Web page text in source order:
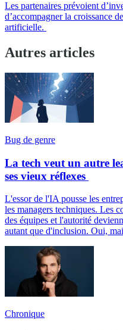
Les partenaires prévoient
d’accompagner la croissance
artificielle.
Autres articles
Bug de genre
La tech veut un autre
ses vieux réflexes
L'essor de l'IA pousse les
les managers techniques. Les
des équipes et l'autorité
autant que d'inclusion. Oui,
Chronique